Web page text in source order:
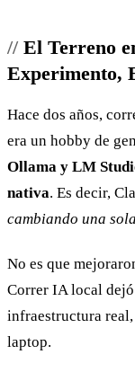
El Terreno
Experimento,
Hace dos años,
era un hobby de
Ollama y LM
nativa. Es decir,
cambiando una
No es que
Correr IA local
infraestructura real,
laptop.